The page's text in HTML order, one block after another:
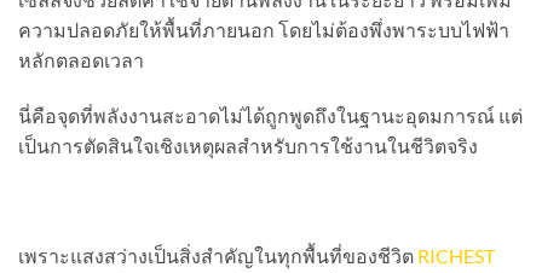
ความปลอดภัยให้พื้นที่ภายนอก โดยไม่ต้องพึ่งพาระบบไฟฟ้า
หลักตลอดเวลา
นี่คือจุดที่พลังงานสะอาดไม่ได้ถูกพูดถึงในฐานะอุดมการณ์ แต่
เป็นการตัดสินใจเชิงเหตุผลสำหรับการใช้งานในชีวิตจริง
เพราะแสงสว่างเป็นสิ่งสำคัญในทุกพื้นที่ของชีวิต RICHEST